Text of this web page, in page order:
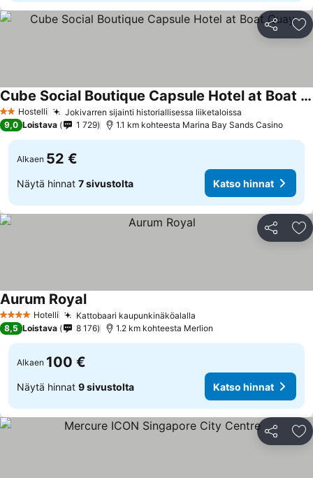
Jaa
2 Tähtiluokitus
Hostelli Jokivarren sijainti historiallisessa liiketaloissa
Cube Social Boutique Capsule Hotel at Boat Quay
Katso hinnat
9,0 Loistava 1 729 1.1 km kohteesta Marina Bay Sands Casino
Alkaen 52 €
Näytä hinnat 7 sivustolta Katso hinnat
Jaa
4 Tähtiluokitus
Hotelli Kattobaari kaupunkinäköalalla
Aurum RoyalKatso hinnat
8,5 Loistava 8 176 1.2 km kohteesta Merlion
Alkaen 100 €
Näytä hinnat 9 sivustolta Katso hinnat
Jaa